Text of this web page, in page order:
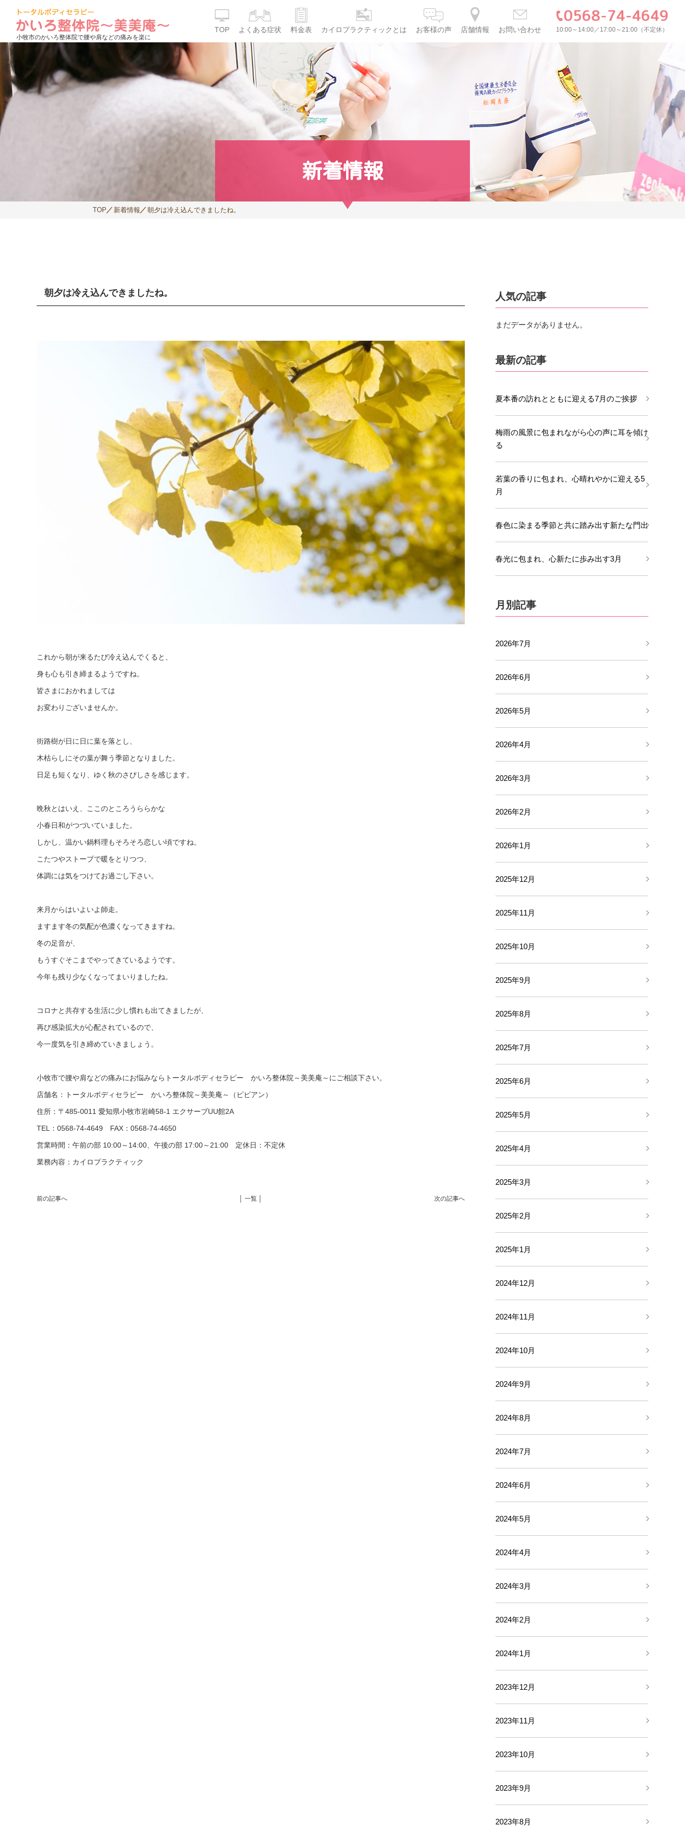
小牧市のかいろ整体院で腰や肩などの痛みを楽に
TOP よくある症状 料金表 カイロプラクティックとは お客様の声 店舗情報 お問い合わせ
0568-74-4649
10:00～14:00／17:00～21:00（不定休）
新着情報
TOP 新着情報 朝夕は冷え込んできましたね。
朝夕は冷え込んできましたね。
これから朝が来るたび冷え込んでくると、
身も心も引き締まるようですね。
皆さまにおかれましては
お変わりございませんか。
街路樹が日に日に葉を落とし、
木枯らしにその葉が舞う季節となりました。
日足も短くなり、ゆく秋のさびしさを感じます。
晩秋とはいえ、ここのところうららかな
小春日和がつづいていました。
しかし、温かい鍋料理もそろそろ恋しい頃ですね。
こたつやストーブで暖をとりつつ、
体調には気をつけてお過ごし下さい。
来月からはいよいよ師走。
ますます冬の気配が色濃くなってきますね。
冬の足音が、
もうすぐそこまでやってきているようです。
今年も残り少なくなってまいりましたね。
コロナと共存する生活に少し慣れも出てきましたが、
再び感染拡大が心配されているので、
今一度気を引き締めていきましょう。
小牧市で腰や肩などの痛みにお悩みならトータルボディセラピー かいろ整体院～美美庵～にご相談下さい。
店舗名：トータルボディセラピー かいろ整体院～美美庵～（ビビアン）
住所：〒485-0011 愛知県小牧市岩崎58-1 エクサーブUU館2A
TEL：0568-74-4649 FAX：0568-74-4650
営業時間：午前の部 10:00～14:00、午後の部 17:00～21:00 定休日：不定休
業務内容：カイロプラクティック
前の記事へ 次の記事へ
│ 一覧 │
人気の記事
まだデータがありません。
最新の記事
夏本番の訪れとともに迎える7月のご挨拶
梅雨の風景に包まれながら心の声に耳を傾け
る
若葉の香りに包まれ、心晴れやかに迎える5
月
春色に染まる季節と共に踏み出す新たな門出
春光に包まれ、心新たに歩み出す3月
月別記事
2026年7月
2026年6月
2026年5月
2026年4月
2026年3月
2026年2月
2026年1月
2025年12月
2025年11月
2025年10月
2025年9月
2025年8月
2025年7月
2025年6月
2025年5月
2025年4月
2025年3月
2025年2月
2025年1月
2024年12月
2024年11月
2024年10月
2024年9月
2024年8月
2024年7月
2024年6月
2024年5月
2024年4月
2024年3月
2024年2月
2024年1月
2023年12月
2023年11月
2023年10月
2023年9月
2023年8月